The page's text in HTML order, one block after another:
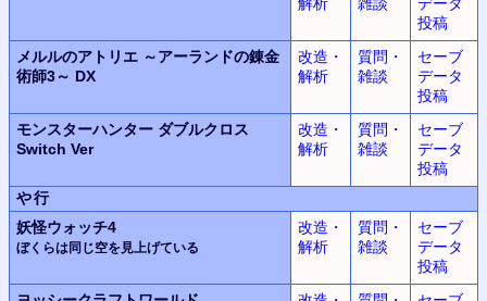
投稿
メルルのアトリエ ～アーランドの錬金
術師3～ DX
改造・
解析
質問・
雑談
セーブ
データ
投稿
モンスターハンター ダブルクロス
Switch Ver
改造・
解析
質問・
雑談
セーブ
データ
投稿
や行
妖怪ウォッチ4
ぼくらは同じ空を見上げている
改造・
解析
質問・
雑談
セーブ
データ
投稿